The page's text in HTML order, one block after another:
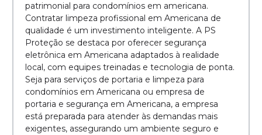
patrimonial para condomínios em americana.
Contratar limpeza profissional em Americana de
qualidade é um investimento inteligente. A PS
Proteção se destaca por oferecer segurança
eletrônica em Americana adaptados à realidade
local, com equipes treinadas e tecnologia de ponta.
Seja para serviços de portaria e limpeza para
condomínios em Americana ou empresa de
portaria e segurança em Americana, a empresa
está preparada para atender às demandas mais
exigentes, assegurando um ambiente seguro e